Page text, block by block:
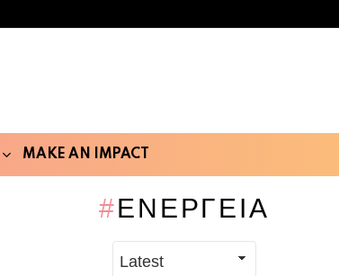
MAKE AN IMPACT
ΕΝΈΡΓΕΙΑ